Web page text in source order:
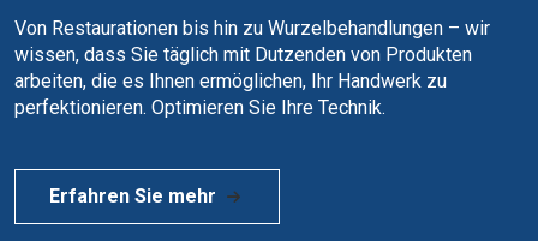
Von Restaurationen bis hin zu Wurzelbehandlungen – wir
wissen, dass Sie täglich mit Dutzenden von Produkten
arbeiten, die es Ihnen ermöglichen, Ihr Handwerk zu
perfektionieren. Optimieren Sie Ihre Technik.
Erfahren Sie mehr